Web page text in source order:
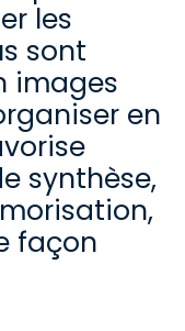
les
sont
images
en
synthèse,
façon